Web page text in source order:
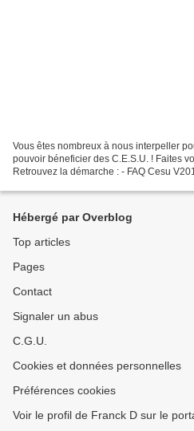
Vous êtes nombreux à nous interpeller
pouvoir béneficier des C.E.S.U. ! Faites
Retrouvez la démarche : -
Hébergé par Overblog
Top articles
Pages
Contact
Signaler un abus
C.G.U.
Cookies et données personnelles
Préférences cookies
Voir le profil de Franck D sur le